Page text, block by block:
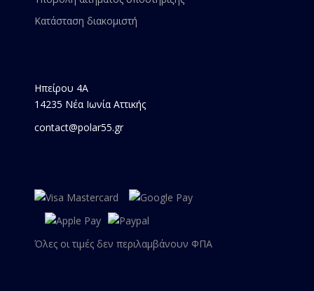
Κατάσταση διακομιστή
Ηπείρου 4Α
14235 Νέα Ιωνία Αττικής
contact@polar55.gr
Όλες οι τιμές δεν περιλαμβάνουν ΦΠΑ